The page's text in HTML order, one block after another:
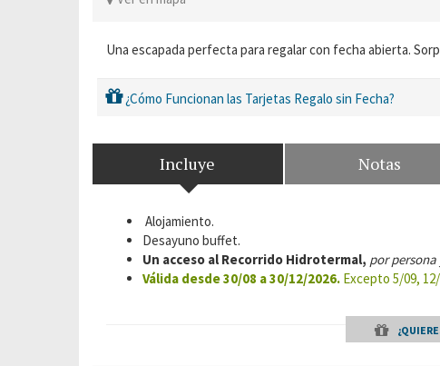
Una escapada perfecta para regalar con fecha abierta.
¿Cómo Funcionan las Tarjetas Regalo sin Fecha?
Incluye Notas
Alojamiento.
Desayuno buffet.
Un acceso al Recorrido Hidrotermal, por
Válida desde 30/08 a 30/12/2026. Excepto 5/09,